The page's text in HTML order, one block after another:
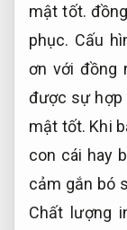
mật tốt.
phục. Cấu
ơn với đồng
được sự hợp
mật tốt. Khi
con cái hay
cảm gắn bó
Chất lượng